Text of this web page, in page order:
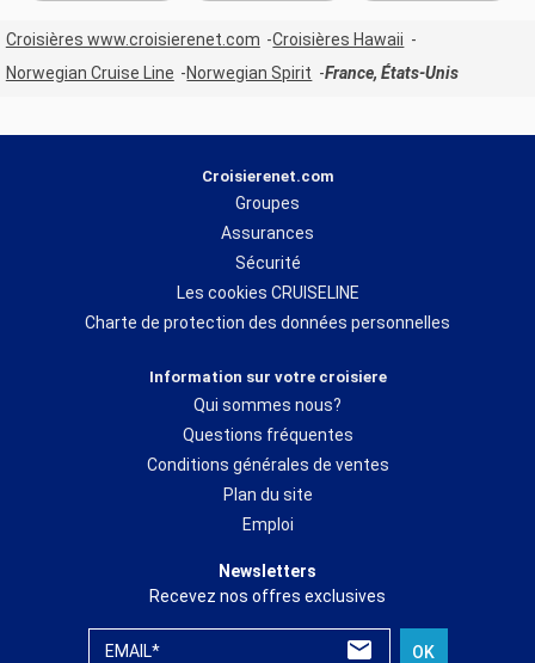
Croisières www.croisierenet.com
Croisières Hawaii
Norwegian Cruise Line
Norwegian Spirit France, États-Unis
Croisierenet.com
Groupes
Assurances
Sécurité
Les cookies CRUISELINE
Charte de protection des données personnelles
Information sur votre croisiere
Qui sommes nous?
Questions fréquentes
Conditions générales de ventes
Plan du site
Emploi
Newsletters
Recevez nos offres exclusives
EMAIL* OK